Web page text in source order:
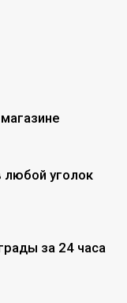
любой уголок
за 24 часа